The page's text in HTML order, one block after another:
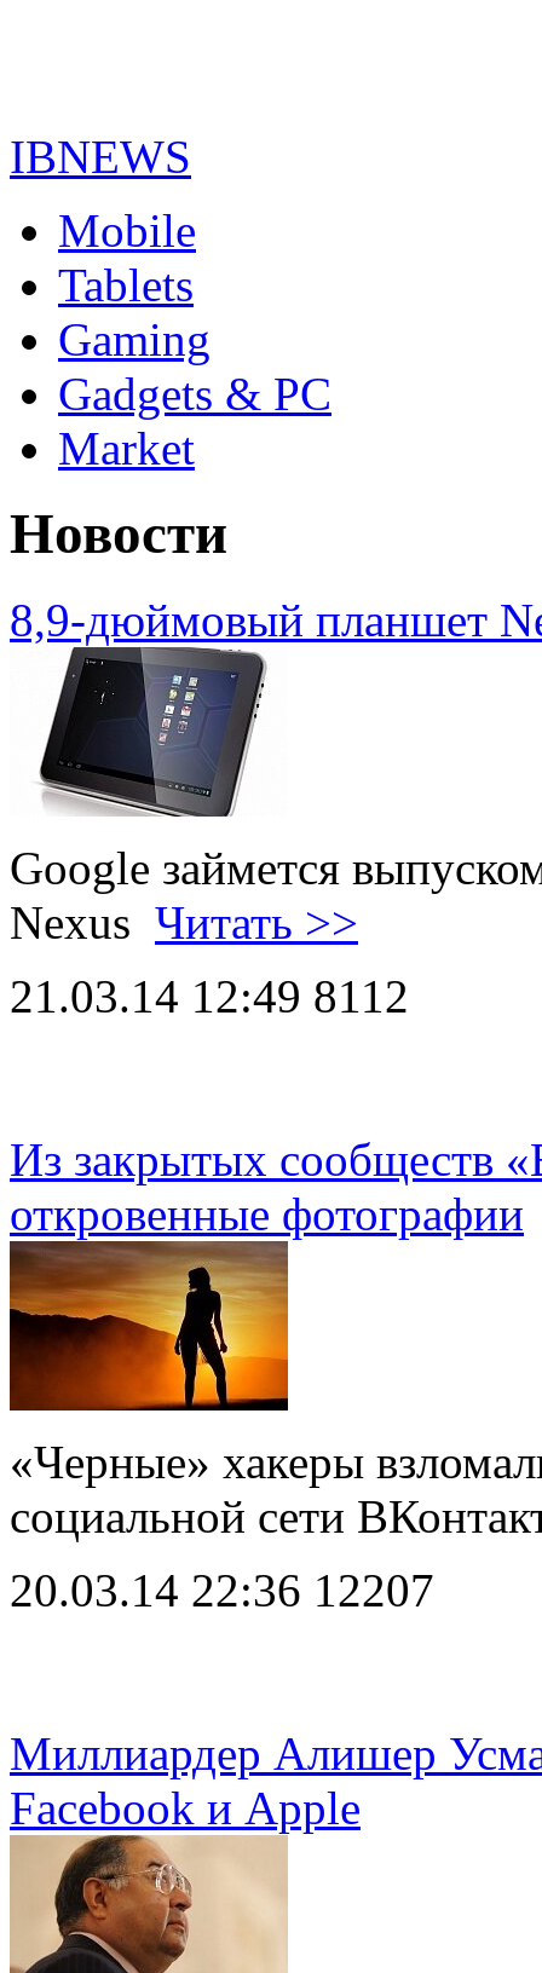
IBNEWS
Mobile
Tablets
Gaming
Gadgets & PC
Market
Новости
8,9-дюймовый планшет
Google займется
Nexus Читать >>
21.03.14 12:49 8112
Из закрытых сообществ
откровенные фотографии
«Черные» хакеры
социальной сети
20.03.14 22:36 12207
Миллиардер Алишер
Facebook и Apple